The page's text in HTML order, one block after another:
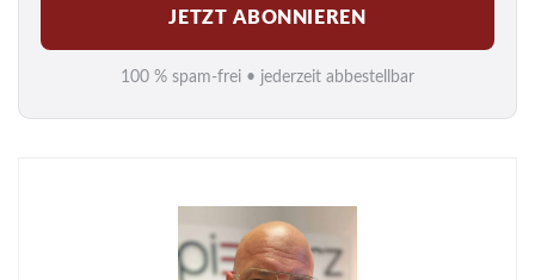
a
i
l
*
JETZT ABONNIEREN
100 % spam-frei • jederzeit abbestellbar